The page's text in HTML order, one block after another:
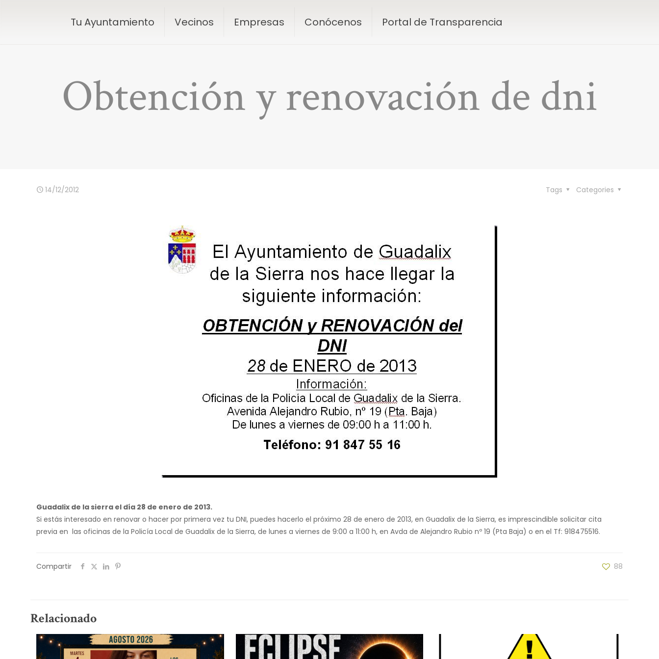
Tu Ayuntamiento Vecinos Empresas Conócenos Portal de Transparencia
Obtención y renovación de dni
14/12/2012 Categories
Tags
Guadalix de la sierra el día 28 de enero de 2013.
Si estás interesado en renovar o hacer por primera vez tu DNI, puedes hacerlo el próximo 28 de enero de 2013, en Guadalix de la Sierra, es imprescindible solicitar cita
previa en las oficinas de la Policía Local de Guadalix de la Sierra, de lunes a viernes de 9:00 a 11:00 h, en Avda de Alejandro Rubio nº 19 (Pta Baja) o en el Tf: 918475516.
Compartir 88
Relacionado